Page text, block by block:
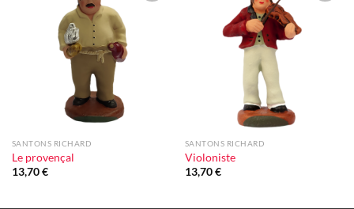
SANTONS RICHARD
Le provençal
13,70€
SANTONS RICHARD
Violoniste
13,70€